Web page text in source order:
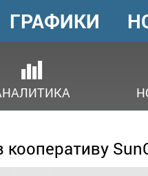
ГРАФИКИ
кооперативу